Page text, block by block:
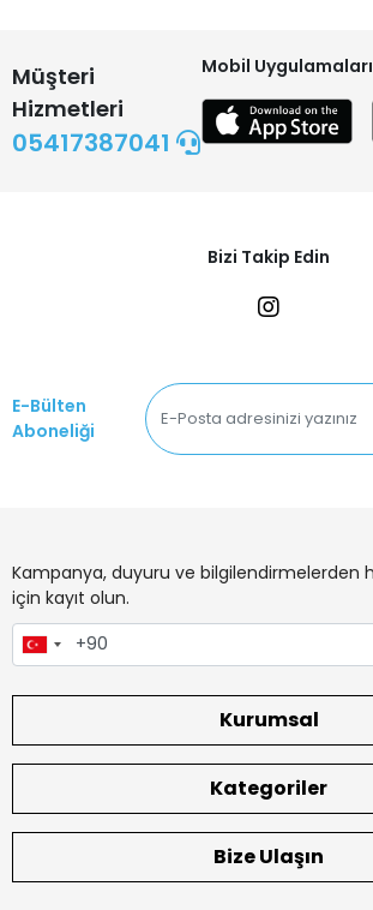
Müşteri
Hizmetleri
05417387041
Mobil
Bizi Takip Edin
E-Bülten
Aboneliği
Kampanya, duyuru ve bilgilendirmelerden
için kayıt olun.
Kurumsal
Kategoriler
Bize Ulaşın